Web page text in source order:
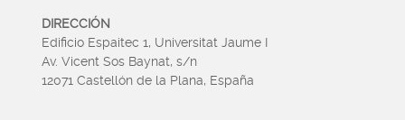
DIRECCIÓN
Edificio Espaitec 1, Universitat Jaume I
Av. Vicent Sos Baynat, s/n
12071 Castellón de la Plana, España